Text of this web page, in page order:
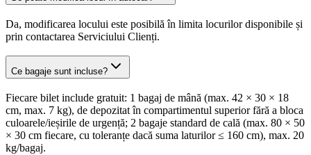
Da, modificarea locului este posibilă în limita locurilor disponibile și
prin contactarea Serviciului Clienți.
Ce bagaje sunt incluse?
Fiecare bilet include gratuit: 1 bagaj de mână (max. 42 × 30 × 18
cm, max. 7 kg), de depozitat în compartimentul superior fără a bloca
culoarele/ieșirile de urgență; 2 bagaje standard de cală (max. 80 × 50
× 30 cm fiecare, cu toleranțe dacă suma laturilor ≤ 160 cm), max. 20
kg/bagaj.